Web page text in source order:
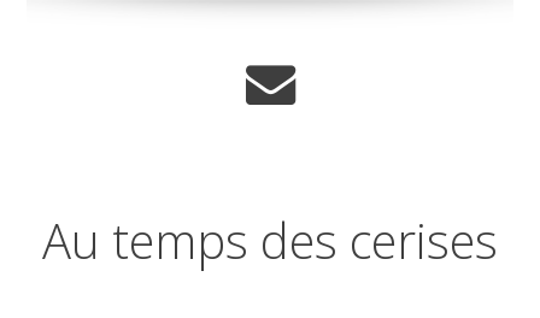
Au temps des cerises